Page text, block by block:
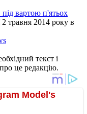
вартою п'ятьох
2 травня 2014 року в
текст і
це редакцію.